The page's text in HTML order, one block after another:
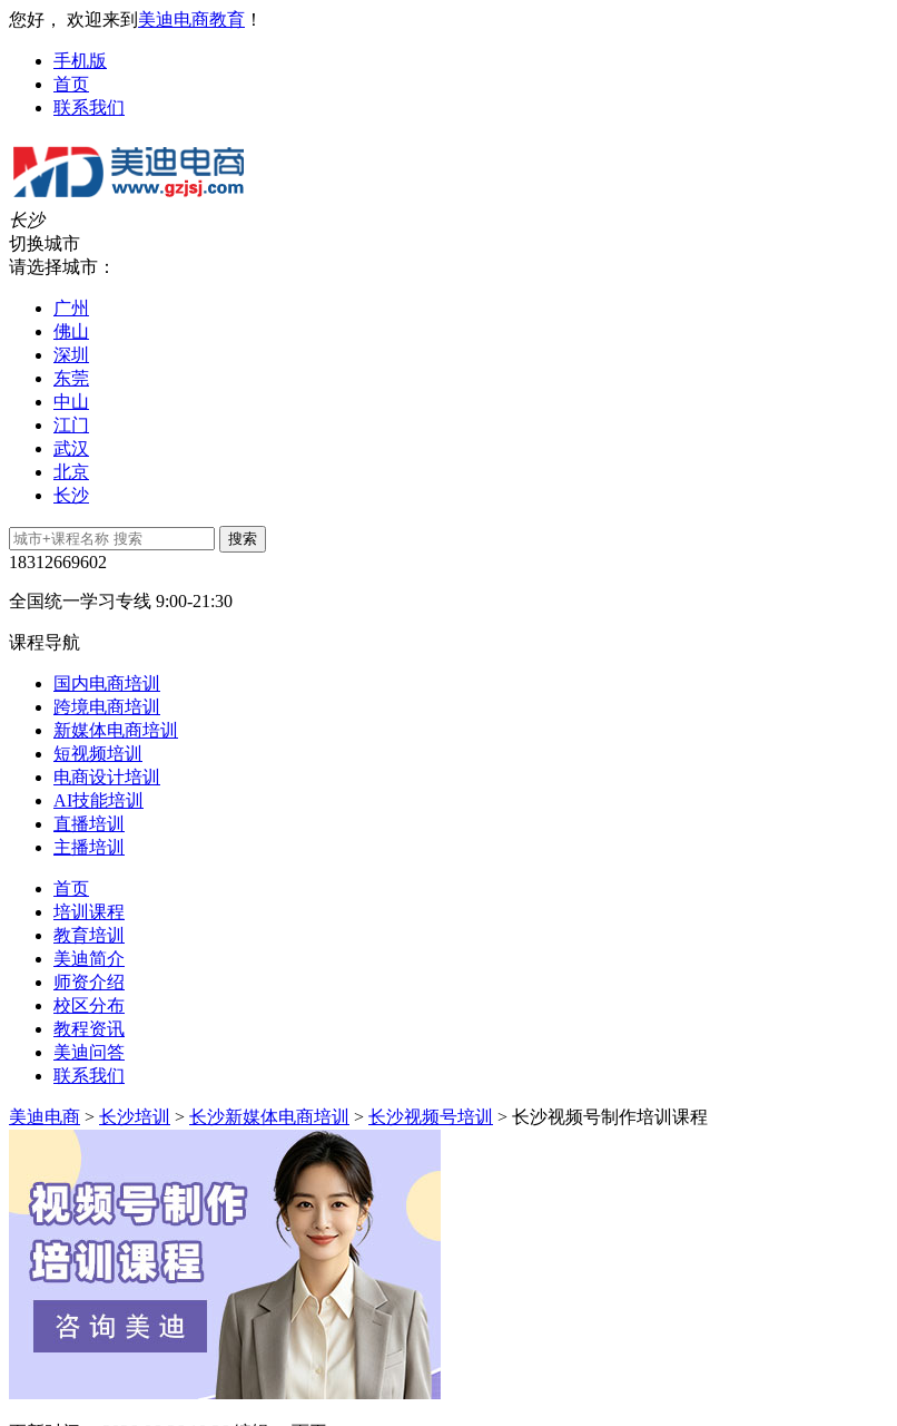
您好， 欢迎来到 美迪电商教育 ！
手机版
首页
联系我们
长沙
切换城市
请选择城市：
广州
佛山
深圳
东莞
中山
江门
武汉
北京
长沙
18312669602
全国统一学习专线 9:00-21:30
课程导航
国内电商培训
跨境电商培训
新媒体电商培训
短视频培训
电商设计培训
AI技能培训
直播培训
主播培训
首页
培训课程
教育培训
美迪简介
师资介绍
校区分布
教程资讯
美迪问答
联系我们
美迪电商 > 长沙培训 > 长沙新媒体电商培训 > 长沙视频号培训 > 长沙视频号制作培训课程